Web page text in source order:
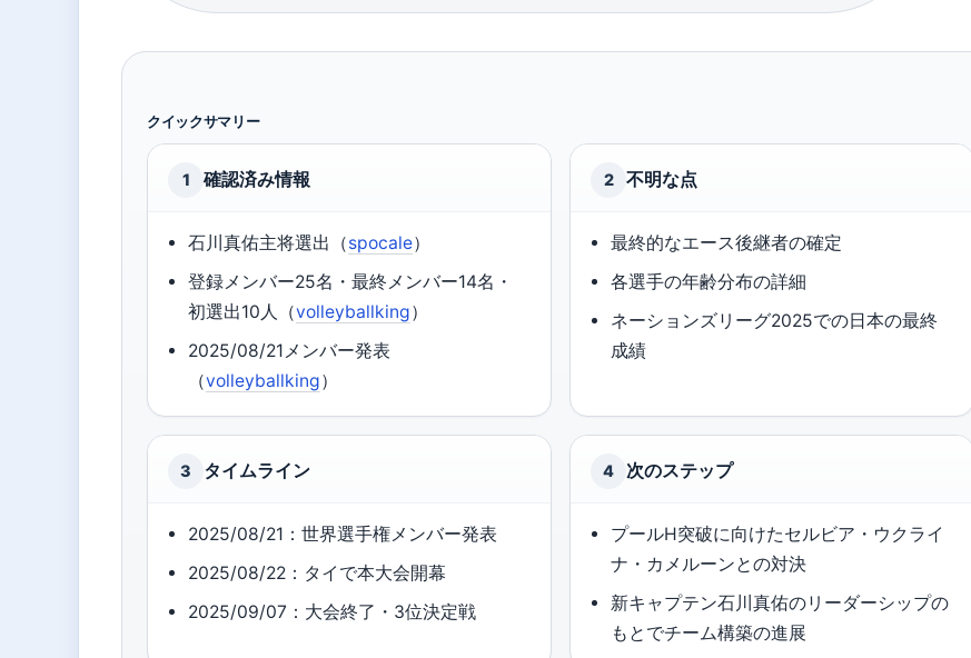
クイックサマリー
1 確認済み情報
石川真佑主将選出（spocale）
登録メンバー25名・最終メンバー14名・
初選出10人（volleyballking）
2025/08/21メンバー発表
（volleyballking）
2 不明な点
最終的なエース後継者の確定
各選手の年齢分布の詳細
ネーションズリーグ2025での日本の最終
成績
3 タイムライン
2025/08/21：世界選手権メンバー発表
2025/08/22：タイで本大会開幕
2025/09/07：大会終了・3位決定戦
4 次のステップ
プールH突破に向けたセルビア・ウクライ
ナ・カメルーンとの対決
新キャプテン石川真佑のリーダーシップの
もとでチーム構築の進展